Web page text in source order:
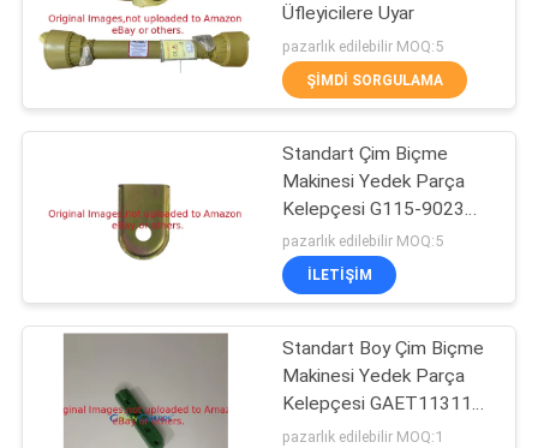
KALITE
BIZIMLE
ILETIŞIME
HABERLER
BIR
Jacobsen için Çim
Biçme Makinesi
Parçaları
Çim Biçme Makinesi
Yedek Parçaları
Üfleyicilere Uyar
pazarlık edilebilir MOQ:5
ŞIMDI SORGULAMA
Standart Çim Biçme
Makinesi Yedek Parça
Kelepçesi G115-9023
Stokta Var
pazarlık edilebilir MOQ:5
İLETIŞIM
Standart Boy Çim Biçme
Makinesi Yedek Parça
Kelepçesi GAET11311
Deere'a Uyar
pazarlık edilebilir MOQ:1